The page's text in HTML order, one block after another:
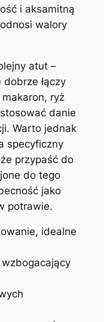
i aksamitną
walory
atut –
łączy
ryż
danie
Warto jednak
specyficzny
przypaść do
do tego
jako
potrawie.
idealne